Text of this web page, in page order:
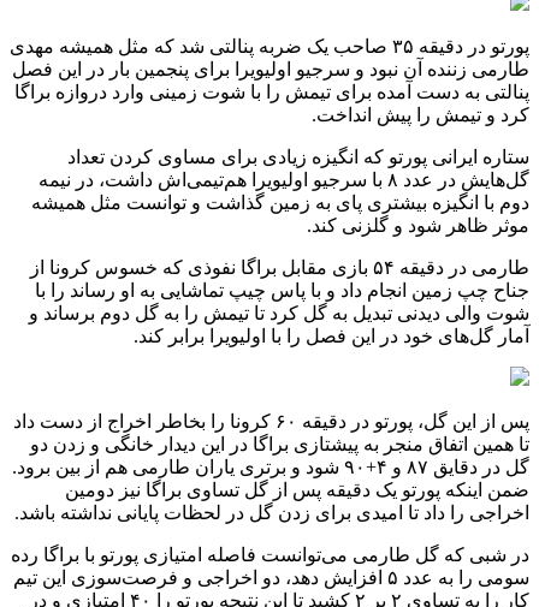
پورتو در دقیقه ۳۵ صاحب یک ضربه پنالتی شد که مثل همیشه مهدی
طارمی زننده آن نبود و سرجیو اولیویرا برای پنجمین بار در این فصل
پنالتی به دست آمده برای تیمش را با شوت زمینی وارد دروازه براگا
کرد و تیمش را پیش انداخت.
ستاره ایرانی پورتو که انگیزه زیادی برای مساوی کردن تعداد
گل‌هایش در عدد ۸ با سرجیو اولیویرا هم‌تیمی‌اش داشت، در نیمه
دوم با انگیزه بیشتری پای به زمین گذاشت و توانست مثل همیشه
موثر ظاهر شود و گلزنی کند.
طارمی در دقیقه ۵۴ بازی مقابل براگا نفوذی که خسوس کرونا از
جناح چپ زمین انجام داد و با پاس چیپ تماشایی به او رساند را با
شوت والی دیدنی تبدیل به گل کرد تا تیمش را به گل دوم برساند و
آمار گل‌های خود در این فصل را با اولیویرا برابر کند.
پس از این گل، پورتو در دقیقه ۶۰ کرونا را بخاطر اخراج از دست داد
تا همین اتفاق منجر به پیشتازی براگا در این دیدار خانگی و زدن دو
گل در دقایق ۸۷ و ۴+۹۰ شود و برتری یاران طارمی هم از بین برود.
ضمن اینکه پورتو یک دقیقه پس از گل تساوی براگا نیز دومین
اخراجی را داد تا امیدی برای زدن گل در لحظات پایانی نداشته باشد.
در شبی که گل طارمی می‌توانست فاصله امتیازی پورتو با براگا رده
سومی را به عدد ۵ افزایش دهد، دو اخراجی و فرصت‌سوزی این تیم
کار را به تساوی ۲ بر ۲ کشید تا این نتیجه پورتو را ۴۰ امتیازی و در